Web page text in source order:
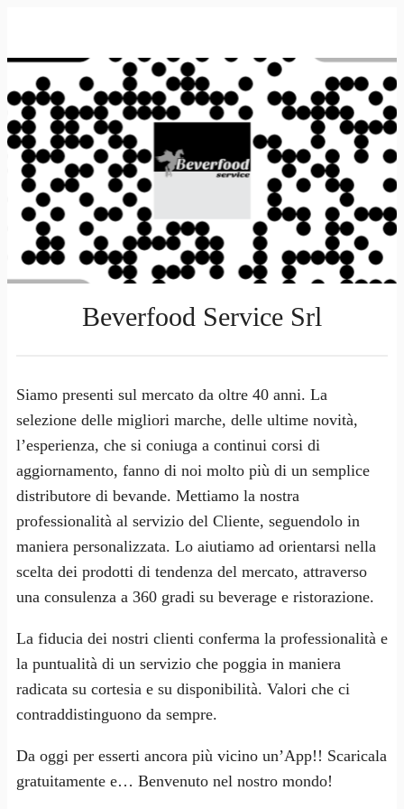
Beverfood Service Srl
Siamo presenti sul mercato da oltre 40 anni. La
selezione delle migliori marche, delle ultime novità,
l’esperienza, che si coniuga a continui corsi di
aggiornamento, fanno di noi molto più di un semplice
distributore di bevande. Mettiamo la nostra
professionalità al servizio del Cliente, seguendolo in
maniera personalizzata. Lo aiutiamo ad orientarsi nella
scelta dei prodotti di tendenza del mercato, attraverso
una consulenza a 360 gradi su beverage e ristorazione.
La fiducia dei nostri clienti conferma la professionalità e
la puntualità di un servizio che poggia in maniera
radicata su cortesia e su disponibilità. Valori che ci
contraddistinguono da sempre.
Da oggi per esserti ancora più vicino un’App!! Scaricala
gratuitamente e… Benvenuto nel nostro mondo!